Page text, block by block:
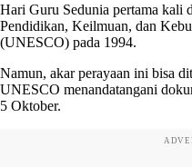
Hari Guru Sedunia pertama kali
Pendidikan, Keilmuan, dan
(UNESCO) pada 1994.
Namun, akar perayaan ini bisa
UNESCO menandatangani
5 Oktober.